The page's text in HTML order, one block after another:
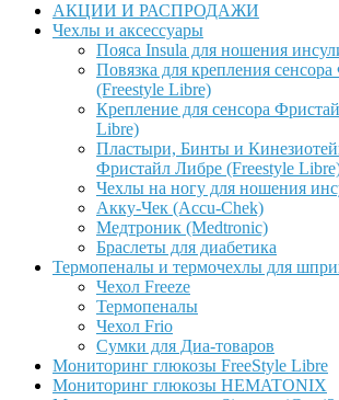
АКЦИИ И РАСПРОДАЖИ
Чехлы и аксессуары
Пояса Insula для ношения
Повязка для крепления
(Freestyle Libre)
Крепление для сенсора
Libre)
Пластыри, Бинты и
Фристайл Либре (Freestyle
Чехлы на ногу для ношения
Акку-Чек (Accu-Chek)
Медтроник (Medtronic)
Браслеты для диабетика
Термопеналы и термочехлы для
Чехол Freeze
Термопеналы
Чехол Frio
Сумки для Диа-товаров
Мониторинг глюкозы FreeStyle Libre
Мониторинг глюкозы HEMATONIX